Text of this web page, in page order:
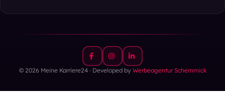
© 2026 Meine Karriere24 · Developed by Werbeagentur Schemmick